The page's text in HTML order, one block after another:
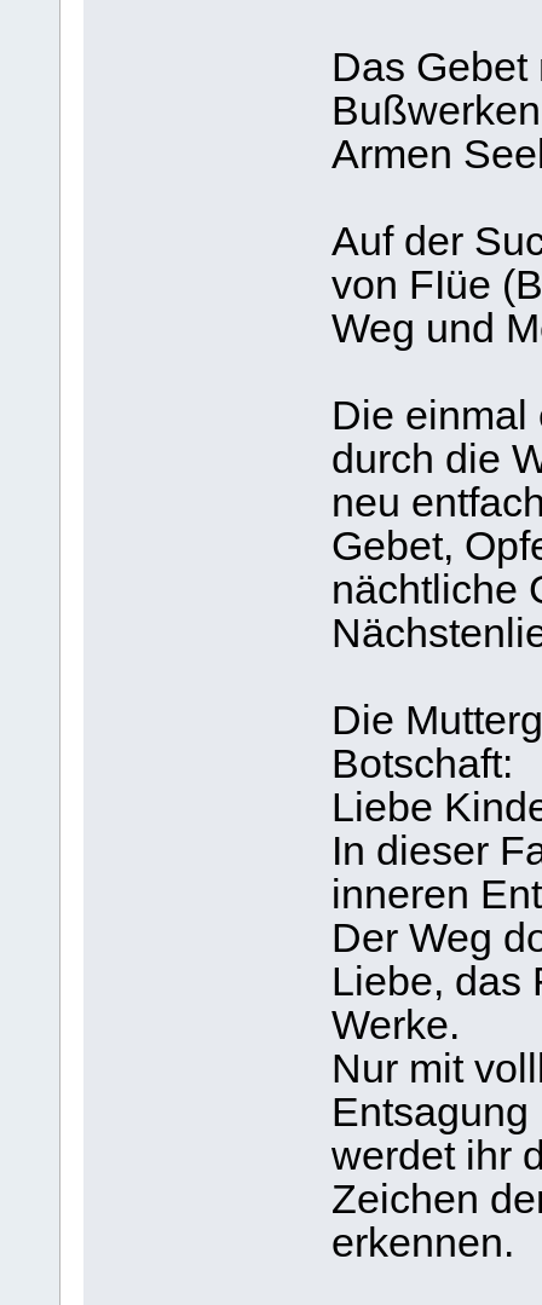
Das Gebet
Armen
Auf der
von FIüe
Weg und
Die einmal
durch die
neu
Gebet,
nächtliche
Die
Botschaft:
Liebe
In dieser
inneren
Der Weg
Liebe, das
Werke.
Nur mit
Entsagung
werdet ihr
Zeichen
erkennen.